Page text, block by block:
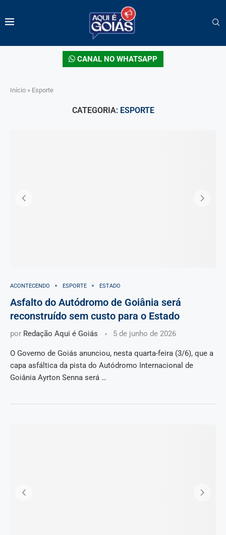
CANAL NO WHATSAPP
Início » Esporte
CATEGORIA: ESPORTE
ACONTECENDO ESPORTE ESTADO
Asfalto do Autódromo de Goiânia será
reconstruído sem custo para o Estado
por Redação Aqui é Goiás 5 de junho de 2026
O Governo de Goiás anunciou, nesta quarta-feira (3/6), que a
capa asfáltica da pista do Autódromo Internacional de
Goiânia Ayrton Senna será …